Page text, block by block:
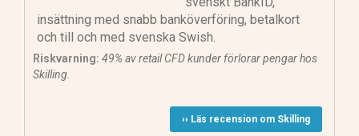
insättning med snabb banköverföring, betalkort
och till och med svenska Swish.
Riskvarning: 49% av retail CFD kunder förlorar pengar hos
Skilling.
›› Läs recension om Skilling